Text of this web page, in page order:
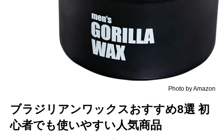
Photo by Amazon
ブラジリアンワックスおすすめ8選 初
心者でも使いやすい人気商品